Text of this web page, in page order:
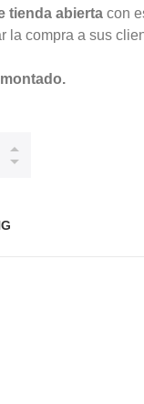
tienda abierta con
la compra a sus